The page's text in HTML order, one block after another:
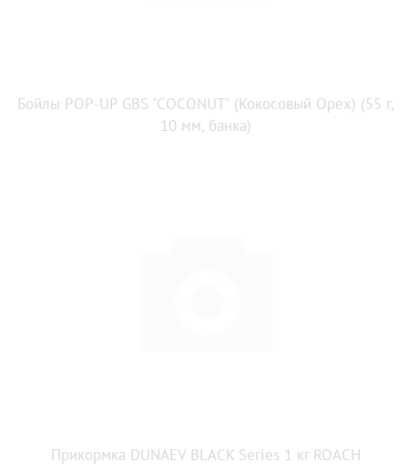
Бойлы POP-UP GBS "COCONUT" (Кокосовый Орех) (55 г,
10 мм, банка)
Прикормка DUNAEV BLACK Series 1 кг ROАCH